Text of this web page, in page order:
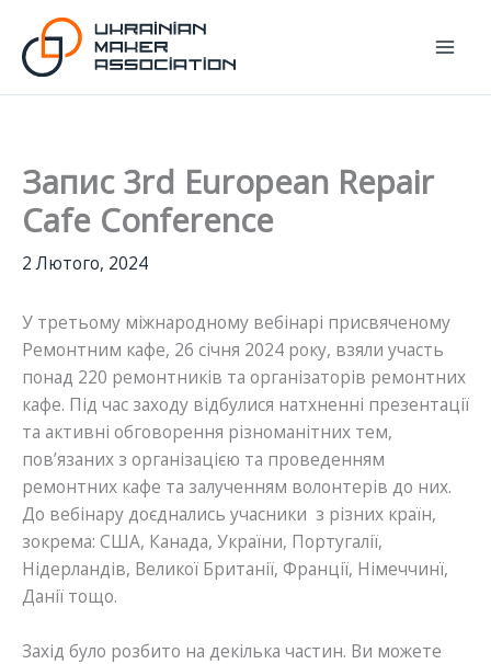
Перейти
вмісту
Запис 3rd European Repair
Cafe Conference
2 Лютого, 2024
У третьому міжнародному вебінарі присвяченому
Ремонтним кафе, 26 січня 2024 року, взяли участь
понад 220 ремонтників та організаторів ремонтних
кафе. Під час заходу відбулися натхненні презентації
та активні обговорення різноманітних тем,
пов’язаних з організацією та проведенням
ремонтних кафе та залученням волонтерів до них.
До вебінару доєднались учасники з різних країн,
зокрема: США, Канада, України, Португалії,
Нідерландів, Великої Британії, Франції, Німеччинї,
Данії тощо.
Захід було розбито на декілька частин. Ви можете